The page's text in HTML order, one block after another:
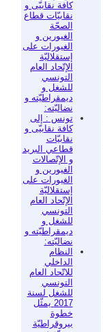
كافة نقابيّى و
نقابيّات قطاع
الصحّة
الغيورين و
الغيورات على
إستقلاليّة
الإتّحاد العام
التونسي
للشغل و
ديمقراطيّته و
نضاليّته:
تونس : إلى
كافة نقابيّى و
نقابيّات
قطاعي البريد
و الإتّصالات
الغيورين و
الغيورات على
إستقلاليّة
الإتّحاد العام
التونسي
للشغل و
ديمقراطيّته و
نضاليّته:
النظام
الداخلي
للاتّحاد العام
التونسي
للشغل لسنة
2017 يمثّل
خطوة
بيروقراطيّة